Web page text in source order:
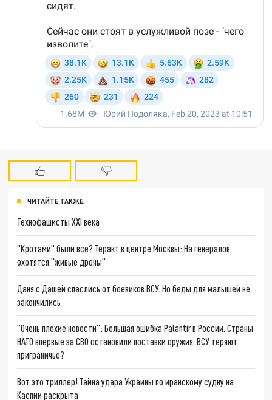
ЧИТАЙТЕ ТАКЖЕ:
Технофашисты XXI века
"Кротами" были все? Теракт в центре Москвы: На генералов
охотятся "живые дроны"
Даня с Дашей спаслись от боевиков ВСУ. Но беды для малышей не
закончились
"Очень плохие новости": Большая ошибка Palantir в России. Страны
НАТО впервые за СВО остановили поставки оружия. ВСУ теряют
приграничье?
Вот это триллер! Тайна удара Украины по иранскому судну на
Каспии раскрыта